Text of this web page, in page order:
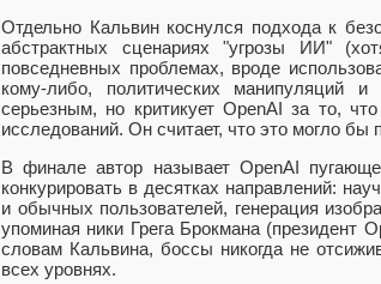
Отдельно Кальвин коснулся подхода к
абстрактных сценариях "угрозы ИИ"
повседневных проблемах, вроде
кому-либо, политических манипуляций
серьезным, но критикует OpenAI за то,
исследований. Он считает, что это могло
В финале автор называет OpenAI
конкурировать в десятках направлений:
и обычных пользователей, генерация
упоминая ники Грега Брокмана (президент
словам Кальвина, боссы никогда не
всех уровнях.